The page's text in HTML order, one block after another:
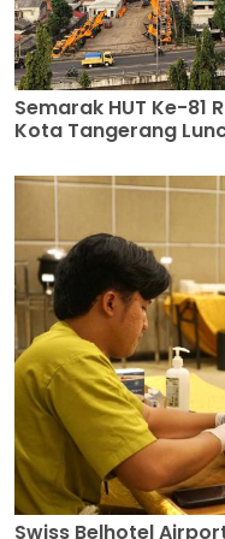
Semarak HUT Ke-81
Kota Tangerang
Swiss Belhotel